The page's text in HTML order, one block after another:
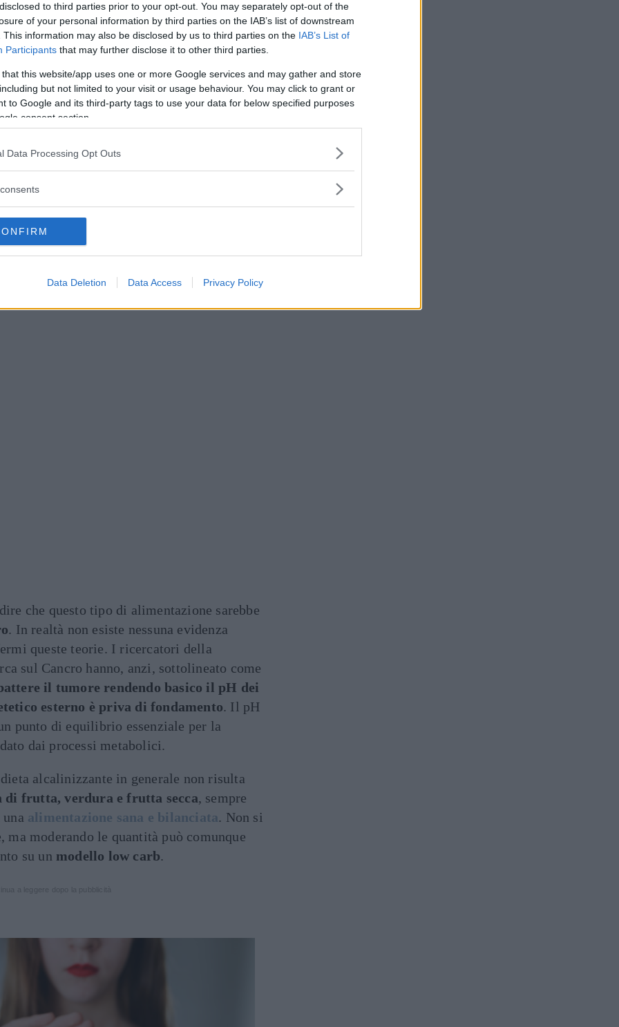
to third parties prior to your opt-out. You may separately opt-out of the
of your personal information by third parties on the IAB’s list of downstream
This information may also be disclosed by us to third parties on the IAB’s List of
Participants that may further disclose it to other third parties.
that this website/app uses one or more Google services and may gather and store
but not limited to your visit or usage behaviour. You may click to grant or
to Google and its third-party tags to use your data for below specified purposes
consent section.
Data Processing Opt Outs
Data Deletion Data Access Privacy Policy
alcalinizzante
alcalinizzante
, ridurre l’introduzione di
preverrebbe:
che questo tipo di alimentazione sarebbe
. In realtà non esiste nessuna evidenza
queste teorie. I ricercatori della
sul Cancro hanno, anzi, sottolineato come
il tumore rendendo basico il pH dei
esterno è priva di fondamento. Il pH
punto di equilibrio essenziale per la
dai processi metabolici.
alcalinizzante in generale non risulta
di frutta, verdura e frutta secca, sempre
alimentazione sana e bilanciata. Non si
moderando le quantità può comunque
su un modello low carb.